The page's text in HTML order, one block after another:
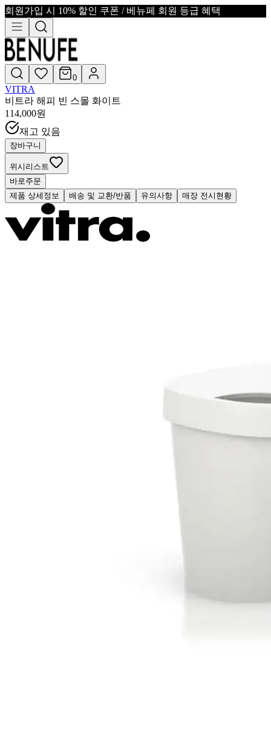
회원가입 시 10% 할인 쿠폰 / 베뉴페 회원 등급 혜택
0
VITRA
비트라 해피 빈 스몰 화이트
114,000원
재고 있음
장바구니
위시리스트
바로주문
제품 상세정보
배송 및 교환/반품 유의사항 매장 전시현황